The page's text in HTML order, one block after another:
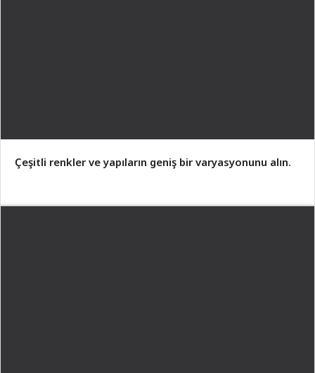
Çeşitli renkler ve yapıların geniş bir varyasyonunu alın.